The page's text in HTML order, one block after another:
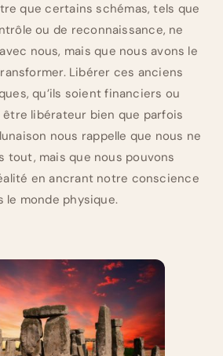
que certains schémas, tels que
ou de reconnaissance, ne
nous, mais que nous avons le
Libérer ces anciens
qu’ils soient financiers ou
être libérateur bien que parfois
nous rappelle que nous ne
tout, mais que nous pouvons
en ancrant notre conscience
le monde physique.